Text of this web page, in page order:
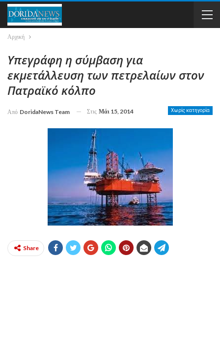
Αρχική
Υπεγράφη η σύμβαση για
εκμετάλλευση των πετρελαίων στον
Πατραϊκό κόλπο
Χωρίς κατηγορία
Από DoridaNews Team Στις Μάι 15, 2014
Share